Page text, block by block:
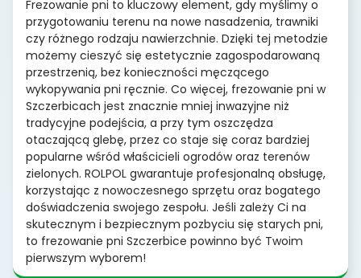
Frezowanie pni to kluczowy element, gdy myślimy o
przygotowaniu terenu na nowe nasadzenia, trawniki
czy różnego rodzaju nawierzchnie. Dzięki tej metodzie
możemy cieszyć się estetycznie zagospodarowaną
przestrzenią, bez konieczności męczącego
wykopywania pni ręcznie. Co więcej, frezowanie pni w
Szczerbicach jest znacznie mniej inwazyjne niż
tradycyjne podejścia, a przy tym oszczędza
otaczającą glebę, przez co staje się coraz bardziej
popularne wśród właścicieli ogrodów oraz terenów
zielonych. ROLPOL gwarantuje profesjonalną obsługę,
korzystając z nowoczesnego sprzętu oraz bogatego
doświadczenia swojego zespołu. Jeśli zależy Ci na
skutecznym i bezpiecznym pozbyciu się starych pni,
to frezowanie pni Szczerbice powinno być Twoim
pierwszym wyborem!